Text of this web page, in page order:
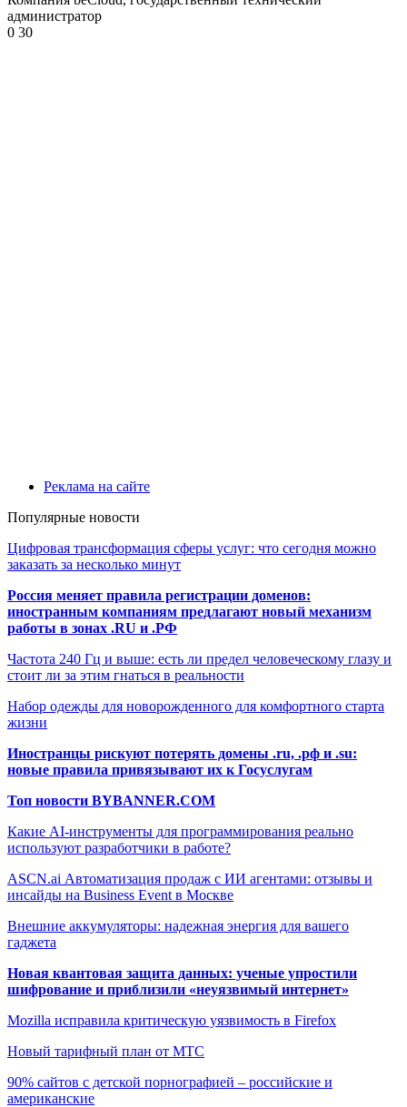
администратор
0 30
Реклама на сайте
Популярные новости
Цифровая трансформация сферы услуг: что сегодня можно
заказать за несколько минут
Россия меняет правила регистрации доменов:
иностранным компаниям предлагают новый механизм
работы в зонах .RU и .РФ
Частота 240 Гц и выше: есть ли предел человеческому глазу и
стоит ли за этим гнаться в реальности
Набор одежды для новорожденного для комфортного старта
жизни
Иностранцы рискуют потерять домены .ru, .рф и .su:
новые правила привязывают их к Госуслугам
Топ новости BYBANNER.COM
Какие AI-инструменты для программирования реально
используют разработчики в работе?
ASCN.ai Автоматизация продаж с ИИ агентами: отзывы и
инсайды на Business Event в Москве
Внешние аккумуляторы: надежная энергия для вашего
гаджета
Новая квантовая защита данных: ученые упростили
шифрование и приблизили «неуязвимый интернет»
Mozilla исправила критическую уязвимость в Firefox
Новый тарифный план от МТС
90% сайтов с детской порнографией – российские и
американские